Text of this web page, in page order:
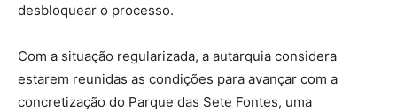
desbloquear o processo.
Com a situação regularizada, a autarquia considera
estarem reunidas as condições para avançar com a
concretização do Parque das Sete Fontes, uma